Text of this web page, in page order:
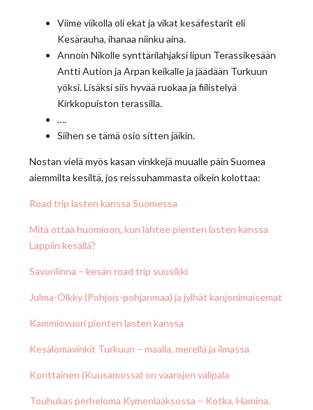
Viime viikolla oli ekat ja vikat kesäfestarit eli
Kesärauha, ihanaa niinku aina.
Annoin Nikolle synttärilahjaksi lipun Terassikesään
Antti Aution ja Arpan keikalle ja jäädään Turkuun
yöksi. Lisäksi siis hyvää ruokaa ja fiilistelyä
Kirkkopuiston terassilla.
….
Siihen se tämä osio sitten jäikin.
Nostan vielä myös kasan vinkkejä muualle päin Suomea
aiemmilta kesiltä, jos reissuhammasta oikein kolottaa:
Road trip lasten kanssa Suomessa
Mitä ottaa huomioon, kun lähtee pienten lasten kanssa
Lappiin kesällä?
Savonlinna – kesän road trip suosikki
Julma-Ölkky (Pohjois-pohjanmaa) ja jylhät kanjonimaisemat
Kammiovuori pienten lasten kanssa
Kesälomavinkit Turkuun – maalla, merellä ja ilmassa
Konttainen (Kuusamossa) on vaarojen välipala
Touhukas perheloma Kymenlaaksossa – Kotka, Hamina,